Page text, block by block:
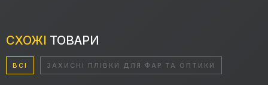
СХОЖІ ТОВАРИ
ВСІ ЗАХИСНІ ПЛІВКИ ДЛЯ ФАР ТА ОПТИКИ